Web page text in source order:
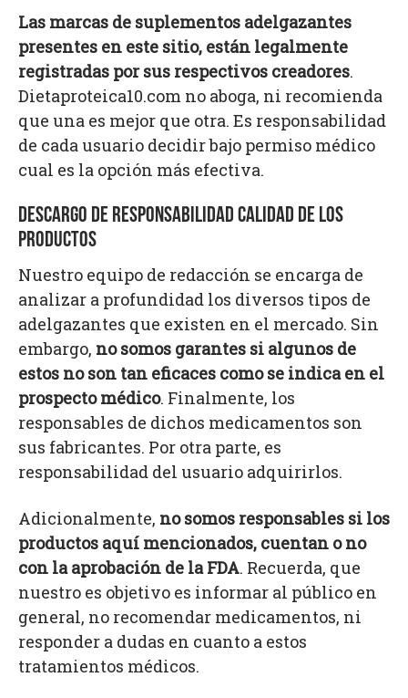
Las marcas de suplementos adelgazantes
presentes en este sitio, están legalmente
registradas por sus respectivos creadores.
Dietaproteica10.com no aboga, ni recomienda
que una es mejor que otra. Es responsabilidad
de cada usuario decidir bajo permiso médico
cual es la opción más efectiva.
DESCARGO DE RESPONSABILIDAD CALIDAD DE LOS
PRODUCTOS
Nuestro equipo de redacción se encarga de
analizar a profundidad los diversos tipos de
adelgazantes que existen en el mercado. Sin
embargo, no somos garantes si algunos de
estos no son tan eficaces como se indica en el
prospecto médico. Finalmente, los
responsables de dichos medicamentos son
sus fabricantes. Por otra parte, es
responsabilidad del usuario adquirirlos.
Adicionalmente, no somos responsables si los
productos aquí mencionados, cuentan o no
con la aprobación de la FDA. Recuerda, que
nuestro es objetivo es informar al público en
general, no recomendar medicamentos, ni
responder a dudas en cuanto a estos
tratamientos médicos.